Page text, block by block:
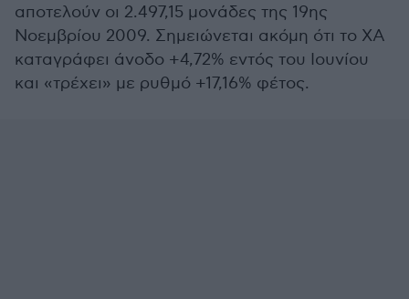
αποτελούν οι 2.497,15 μονάδες της 19ης
Νοεμβρίου 2009. Σημειώνεται ακόμη ότι το ΧΑ
καταγράφει άνοδο +4,72% εντός του Ιουνίου
και «τρέχει» με ρυθμό +17,16% φέτος.